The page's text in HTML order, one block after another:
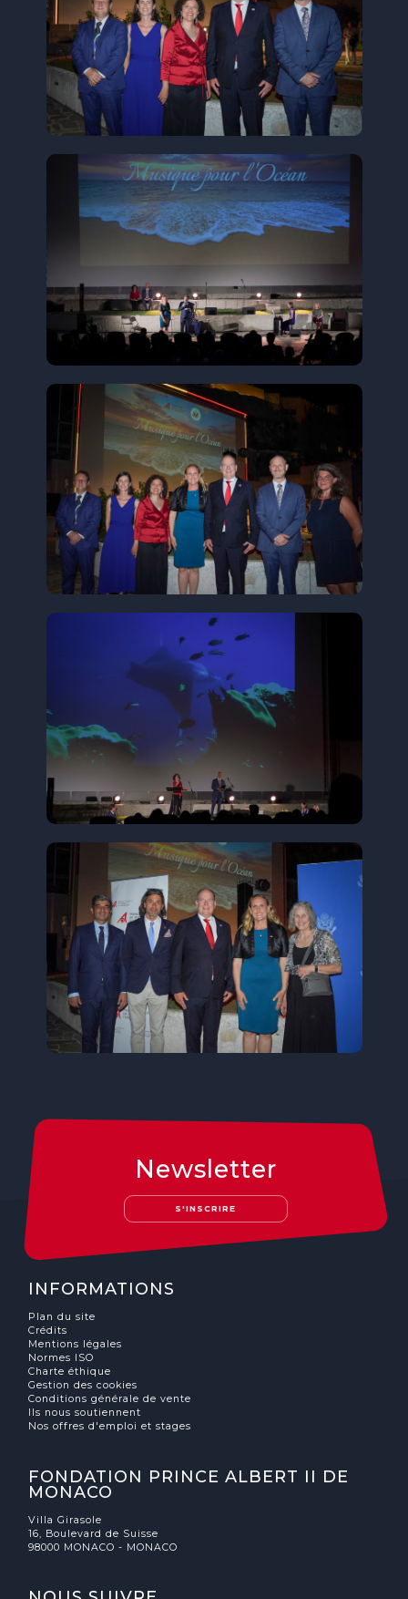
Newsletter
S'INSCRIRE
INFORMATIONS
Plan du site
Crédits
Mentions légales
Normes ISO
Charte éthique
Gestion des cookies
Conditions générale de vente
Ils nous soutiennent
Nos offres d'emploi et stages
FONDATION PRINCE ALBERT II DE
MONACO
Villa Girasole
16, Boulevard de Suisse
98000 MONACO - MONACO